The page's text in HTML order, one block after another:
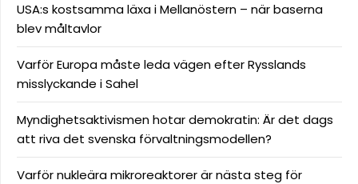
USA:s kostsamma läxa i Mellanöstern – när baserna
blev måltavlor
Varför Europa måste leda vägen efter Rysslands
misslyckande i Sahel
Myndighetsaktivismen hotar demokratin: Är det dags
att riva det svenska förvaltningsmodellen?
Varför nukleära mikroreaktorer är nästa steg för